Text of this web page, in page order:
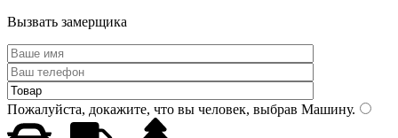
Вызвать замерщика
Пожалуйста, докажите, что вы человек, выбрав Машину.